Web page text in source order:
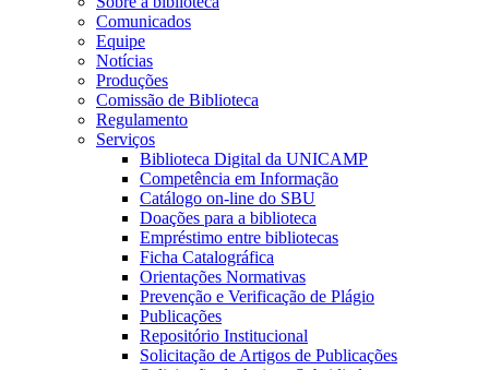
Comunicados
Equipe
Notícias
Produções
Comissão de Biblioteca
Regulamento
Serviços
Biblioteca Digital da UNICAMP
Competência em Informação
Catálogo on-line do SBU
Doações para a biblioteca
Empréstimo entre bibliotecas
Ficha Catalográfica
Orientações Normativas
Prevenção e Verificação de Plágio
Publicações
Repositório Institucional
Solicitação de Artigos de Publicações